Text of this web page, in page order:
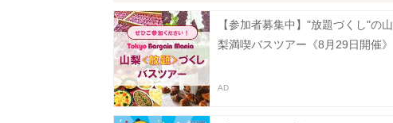
【参加者募集中】"放題づくし"の山
梨満喫バスツアー《8月29日開催》